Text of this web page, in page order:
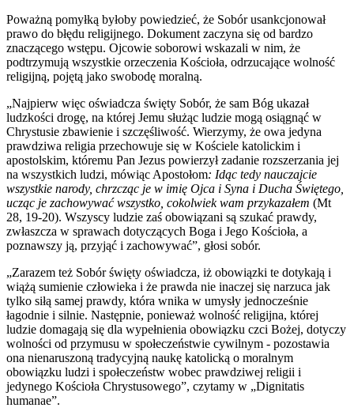
Poważną pomyłką byłoby powiedzieć, że Sobór usankcjonował
prawo do błędu religijnego. Dokument zaczyna się od bardzo
znaczącego wstępu. Ojcowie soborowi wskazali w nim, że
podtrzymują wszystkie orzeczenia Kościoła, odrzucające wolność
religijną, pojętą jako swobodę moralną.
„Najpierw więc oświadcza święty Sobór, że sam Bóg ukazał
ludzkości drogę, na której Jemu służąc ludzie mogą osiągnąć w
Chrystusie zbawienie i szczęśliwość. Wierzymy, że owa jedyna
prawdziwa religia przechowuje się w Kościele katolickim i
apostolskim, któremu Pan Jezus powierzył zadanie rozszerzania jej
na wszystkich ludzi, mówiąc Apostołom: Idąc tedy nauczajcie
wszystkie narody, chrzcząc je w imię Ojca i Syna i Ducha Świętego,
ucząc je zachowywać wszystko, cokolwiek wam przykazałem (Mt
28, 19-20). Wszyscy ludzie zaś obowiązani są szukać prawdy,
zwłaszcza w sprawach dotyczących Boga i Jego Kościoła, a
poznawszy ją, przyjąć i zachowywać”, głosi sobór.
„Zarazem też Sobór święty oświadcza, iż obowiązki te dotykają i
wiążą sumienie człowieka i że prawda nie inaczej się narzuca jak
tylko siłą samej prawdy, która wnika w umysły jednocześnie
łagodnie i silnie. Następnie, ponieważ wolność religijna, której
ludzie domagają się dla wypełnienia obowiązku czci Bożej, dotyczy
wolności od przymusu w społeczeństwie cywilnym - pozostawia
ona nienaruszoną tradycyjną naukę katolicką o moralnym
obowiązku ludzi i społeczeństw wobec prawdziwej religii i
jedynego Kościoła Chrystusowego”, czytamy w „Dignitatis
humanae”.